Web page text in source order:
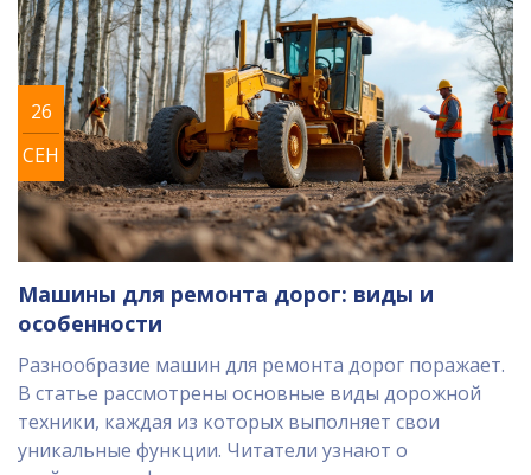
26
СЕН
Машины для ремонта дорог: виды и
особенности
Разнообразие машин для ремонта дорог поражает.
В статье рассмотрены основные виды дорожной
техники, каждая из которых выполняет свои
уникальные функции. Читатели узнают о